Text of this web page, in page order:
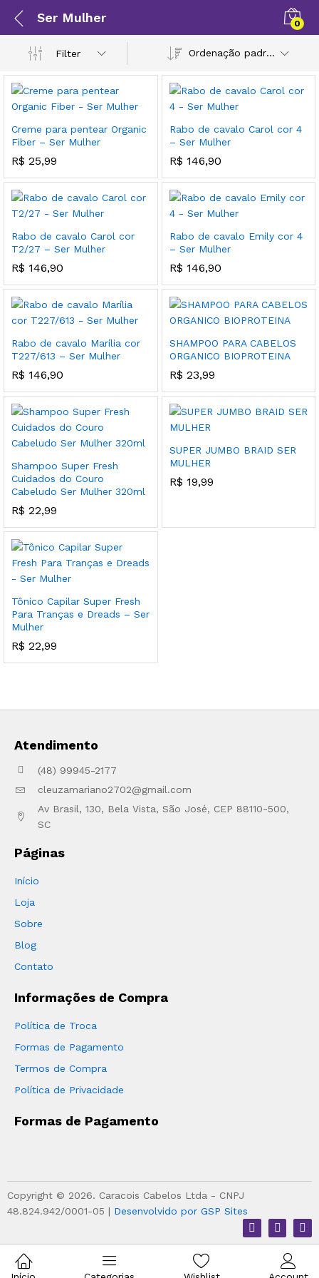
Ser Mulher 0
Filter Ordenação padrão
Creme para pentear Organic
Fiber – Ser Mulher
R$ 25,99
Rabo de cavalo Carol cor 4
– Ser Mulher
R$ 146,90
Rabo de cavalo Carol cor
T2/27 – Ser Mulher
R$ 146,90
Rabo de cavalo Emily cor 4
– Ser Mulher
R$ 146,90
Rabo de cavalo Marília cor
T227/613 – Ser Mulher
R$ 146,90
SHAMPOO PARA CABELOS
ORGANICO BIOPROTEINA
R$ 23,99
Shampoo Super Fresh
Cuidados do Couro
Cabeludo Ser Mulher 320ml
R$ 22,99
SUPER JUMBO BRAID SER
MULHER
R$ 19,99
Tônico Capilar Super Fresh
Para Tranças e Dreads – Ser
Mulher
R$ 22,99
Atendimento
(48) 99945-2177
cleuzamariano2702@gmail.com
Av Brasil, 130, Bela Vista, São José, CEP 88110-500,
SC
Páginas
Início
Loja
Sobre
Blog
Contato
Informações de Compra
Política de Troca
Formas de Pagamento
Termos de Compra
Política de Privacidade
Formas de Pagamento
Copyright © 2026. Caracois Cabelos Ltda - CNPJ
48.824.942/0001-05 | Desenvolvido por GSP Sites